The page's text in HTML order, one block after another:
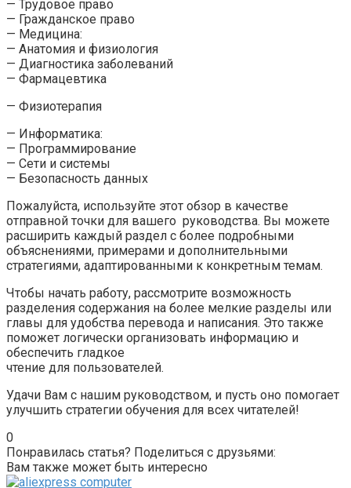
— Трудовое право
— Гражданское право
— Медицина:
— Анатомия и физиология
— Диагностика заболеваний
— Фармацевтика
— Физиотерапия
— Информатика:
— Программирование
— Сети и системы
— Безопасность данных
Пожалуйста, используйте этот обзор в качестве
отправной точки для вашего руководства. Вы можете
расширить каждый раздел с более подробными
объяснениями, примерами и дополнительными
стратегиями, адаптированными к конкретным темам.
Чтобы начать работу, рассмотрите возможность
разделения содержания на более мелкие разделы или
главы для удобства перевода и написания. Это также
поможет логически организовать информацию и
обеспечить гладкое
чтение для пользователей.
Удачи Вам с нашим руководством, и пусть оно помогает
улучшить стратегии обучения для всех читателей!
0
Понравилась статья? Поделиться с друзьями:
Вам также может быть интересно